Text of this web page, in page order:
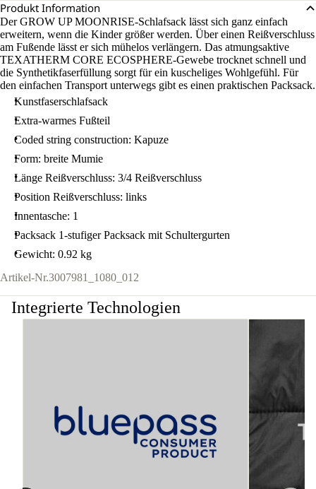
Produkt Information
Der GROW UP MOONRISE-Schlafsack lässt sich ganz einfach
erweitern, wenn die Kinder größer werden. Über einen Reißverschluss
am Fußende lässt er sich mühelos verlängern. Das atmungsaktive
TEXATHERM CORE ECOSPHERE-Gewebe trocknet schnell und
die Synthetikfaserfüllung sorgt für ein kuscheliges Wohlgefühl. Für
den einfachen Transport unterwegs gibt es einen praktischen Packsack.
Kunstfaserschlafsack
Extra-warmes Fußteil
Coded string construction: Kapuze
Form: breite Mumie
Länge Reißverschluss: 3/4 Reißverschluss
Position Reißverschluss: links
Innentasche: 1
Packsack 1-stufiger Packsack mit Schultergurten
Gewicht: 0.92 kg
Artikel-Nr.3007981_1080_012
Integrierte Technologien